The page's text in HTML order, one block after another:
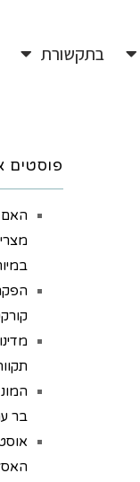
בתקשורת
פוסטים
האם
בר